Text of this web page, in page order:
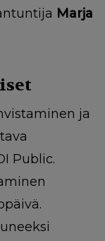
Marja
ja
Public.